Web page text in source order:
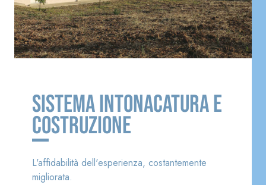
Sistema INTONACATURA E
COSTRUZIONE
L'affidabilità dell'esperienza, costantemente
migliorata.
cementizia
KB 13 EVOLUTION
Intonaco di fondo
bianco
fibrorinforzato a
base di calce
GYPSOTECH®
GypsoLIGNUM
Lastra in